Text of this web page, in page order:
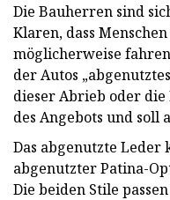
Die Bauherren sind
Klaren, dass
möglicherweise
der Autos
dieser Abrieb oder
des Angebots und soll
Das abgenutzte
abgenutzter Patina-
Die beiden Stile